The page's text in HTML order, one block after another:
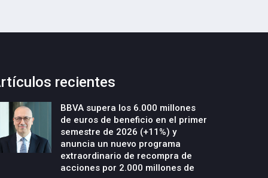
recientes
BBVA supera los 6.000 millones
de euros de beneficio en el primer
semestre de 2026 (+11%) y
anuncia un nuevo programa
extraordinario de recompra de
acciones por 2.000 millones de